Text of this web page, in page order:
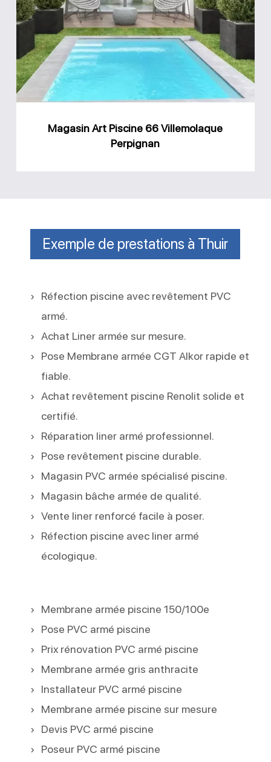
Piscine
66
Villemolaque
Magasin Art Piscine 66 Villemolaque
Perpignan
Exemple de prestations à Thuir
Réfection piscine avec revêtement PVC
armé.
Achat Liner armée sur mesure.
Pose Membrane armée CGT Alkor rapide et
fiable.
Achat revêtement piscine Renolit solide et
certifié.
Réparation liner armé professionnel.
Pose revêtement piscine durable.
Magasin PVC armée spécialisé piscine.
Magasin bâche armée de qualité.
Vente liner renforcé facile à poser.
Réfection piscine avec liner armé
écologique.
Membrane armée piscine 150/100e
Pose PVC armé piscine
Prix rénovation PVC armé piscine
Membrane armée gris anthracite
Installateur PVC armé piscine
Membrane armée piscine sur mesure
Devis PVC armé piscine
Poseur PVC armé piscine